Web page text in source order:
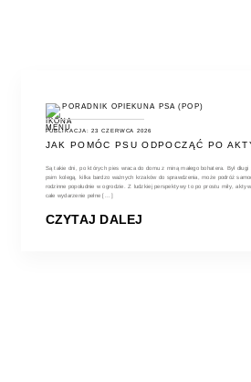
PORADNIK OPIEKUNA PSA (POP)
PUBLIKACJA: 23 CZERWCA 2026
JAK POMÓC PSU ODPOCZĄĆ PO
Są takie dni, po których pies wraca do domu z miną małego bohatera. Był
psim kolegą, kilka bardzo ważnych krzaków do sprawdzenia, może podróż
rodzinne popołudnie w ogrodzie. Z ludzkiej perspektywy to po prostu miły,
całe wydarzenie pełne [...]
CZYTAJ DALEJ